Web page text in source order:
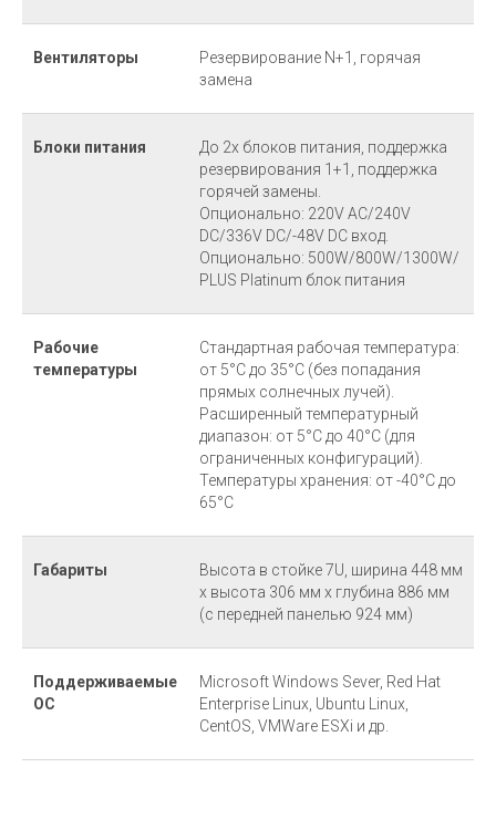
Вентиляторы
Резервирование N+1, горячая
замена
Блоки питания
До 2х блоков питания, поддержка
резервирования 1+1, поддержка
горячей замены.
Опционально: 220V AC/240V
DC/336V DC/-48V DC вход.
Опционально: 500W/800W/1300W/
PLUS Platinum блок питания
Рабочие
температуры
Стандартная рабочая температура:
от 5°C до 35°C (без попадания
прямых солнечных лучей).
Расширенный температурный
диапазон: от 5°C до 40°C (для
ограниченных конфигураций).
Температуры хранения: от -40°C до
65°C
Габариты
Высота в стойке 7U, ширина 448 мм
x высота 306 мм x глубина 886 мм
(с передней панелью 924 мм)
Поддерживаемые
ОС
Microsoft Windows Sever, Red Hat
Enterprise Linux, Ubuntu Linux,
CentOS, VMWare ESXi и др.